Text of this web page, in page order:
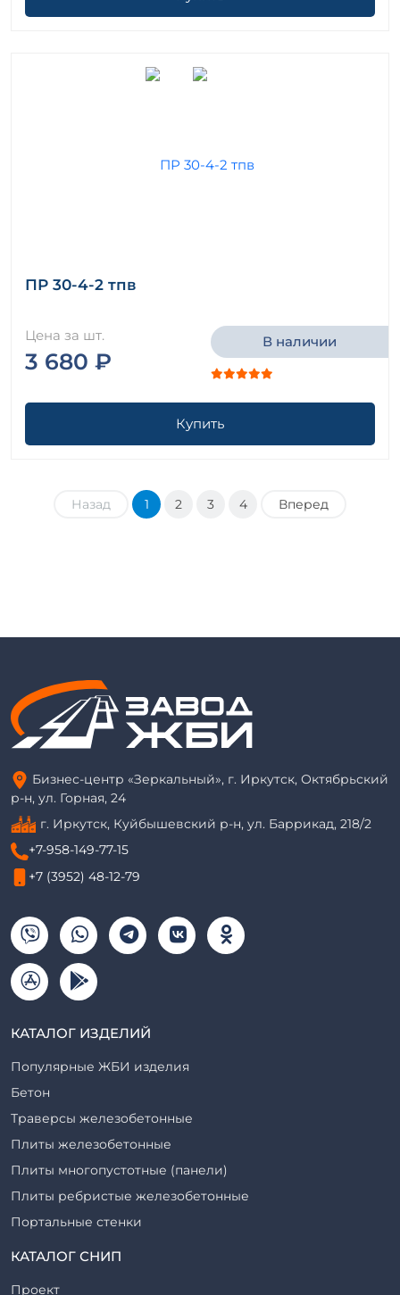
ПР 30-4-2 тпв
Цена за шт.
3 680 ₽
В наличии
Купить
Назад 1 2 3 4 Вперед
Бизнес-центр «Зеркальный», г. Иркутск, Октябрьский
р-н, ул. Горная, 24
г. Иркутск, Куйбышевский р-н, ул. Баррикад, 218/2
+7-958-149-77-15
+7 (3952) 48-12-79
КАТАЛОГ ИЗДЕЛИЙ
Популярные ЖБИ изделия
Бетон
Траверсы железобетонные
Плиты железобетонные
Плиты многопустотные (панели)
Плиты ребристые железобетонные
Портальные стенки
Прогоны железобетонные
КАТАЛОГ СНИП
Проект